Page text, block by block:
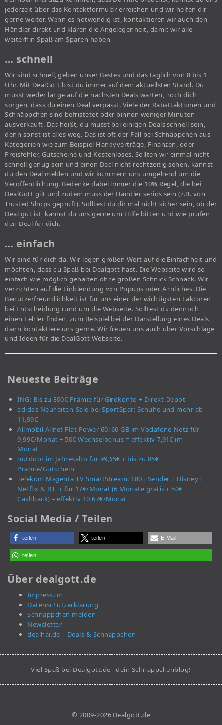
jederzeit über das Kontaktformular erreichen und wir helfen dir
gerne weiter. Wenn es notwendig ist, kontaktieren wir auch den
Händler direkt und klären die Angelegenheit, damit wir alle
weiterhin Spaß am Sparen haben.
… schnell
Wir sind schnell, geben unser Bestes und das täglich von 8 bis 1
Uhr. Mit DealGott bist du immer auf dem aktuellsten Stand. Du
musst weder lange auf die nächsten Deals warten, noch dich
sorgen, dass du einen Deal verpasst. Viele der Rabattaktionen und
Schnäppchen sind befristetet oder binnen weniger Minuten
ausverkauft. Das heißt, du musst bei einigen Deals schnell sein,
denn sonst ist alles weg. Das ist oft der Fall bei Schnäppchen aus
Kategorien wie zum Beispiel Handyverträge, Finanzen, oder
Preisfehler, Gutscheine und Kostenloses. Sollten wir einmal nicht
schnell genug sein und einen Deal nicht rechtzeitig sehen, kannst
du den Deal melden und wir kümmern uns umgehend um die
Veröffentlichung. Bedenke dabei immer die 10% Regel, die bei
DealGott gilt und zudem muss der Händler seriös sein (z.B. von
Trusted Shops geprüft). Solltest du dir mal nicht sicher sein, ob der
Deal gut ist, kannst du uns gerne um Hilfe bitten und wie prüfen
den Deal für dich.
… einfach
Wir sind für dich da. Wir legen großen Wert auf die Einfachheit und
möchten, dass du Spaß bei Dealgott hast. Die Webseite wird so
einfach wie möglich gehalten ohne großen Schnick Schnack. Wir
verzichten auf die Einblendung von Popups oder Ähnliches. Die
Benutzerfreundlichkeit ist für uns einer der wichtigsten Faktoren
bei Entscheidung rund um die Webseite. Solltest du dennoch
einen Fehler finden, zum Beispiel bei der Darstellung eines Deals,
dann kontaktiere uns gerne. Wir freuen uns auch über Vorschläge
und Ideen für die DealGott Webseite.
Neueste Beiträge
ING: Bis zu 300€ Prämie für Girokonto + Direkt-Depot
adidas Neuheiten-Sale bei SportSpar: Schuhe und mehr ab
11,99€
Allmobil Allnet Flat Power 60: 60 GB im Vodafone-Netz für
9,99€/Monat + 50€ Wechselbonus = effektiv 7,91€ im
Monat
outdoor im Jahresabo für 99,65€ + bis zu 85€
Prämie/Gutschein
Telekom Magenta TV SmartStream: 180+ Sender + Disney+,
Netflix & RTL+ für 17€/Monat (6 Monate gratis + 50€
Cashback) = effektiv 10,67€/Monat
Social Media / Teilen
teilen teilen E-Mail
teilen
Über dealgott.de
Impressum
Datenschutzerklärung
Schnäppchen melden
Newsletter
dealhai.de – Deals & Schnäppchen
Viel Spaß bei Dealgott.de - dein Schnäppchenblog!
© 2009-2026 Dealgott.de